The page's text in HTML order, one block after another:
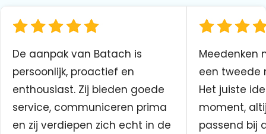
De aanpak van Batach is
persoonlijk, proactief en
enthousiast. Zij bieden goede
service, communiceren prima
en zij verdiepen zich echt in de
Meedenken
een tweede
Het juiste
moment,
passend bij